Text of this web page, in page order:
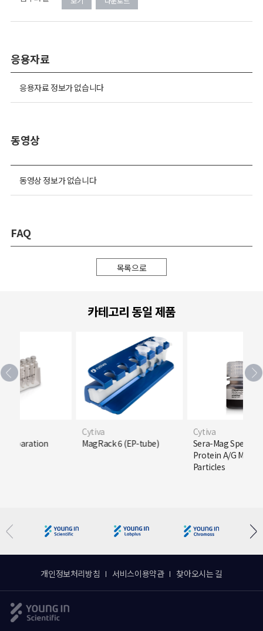
응용자료
응용자료 정보가 없습니다
동영상
동영상 정보가 없습니다
FAQ
목록으로
카테고리 동일 제품
Separation
Cytiva
MagRack 6 (EP-tube)
Cytiva
Sera-Mag
Protein A/G
Particles
개인정보처리방침 서비스이용약관 찾아오시는 길